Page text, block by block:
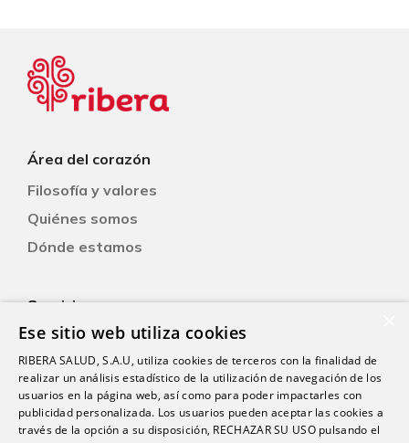
Área del corazón
Filosofía y valores
Quiénes somos
Dónde estamos
Servicios
Pacientes
Consejos
Libre elección
Ese sitio web utiliza cookies
RIBERA SALUD, S.A.U, utiliza cookies de terceros con la finalidad de
realizar un análisis estadístico de la utilización de navegación de los
usuarios en la página web, así como para poder impactarles con
publicidad personalizada. Los usuarios pueden aceptar las cookies a
través de la opción a su disposición, RECHAZAR SU USO pulsando el